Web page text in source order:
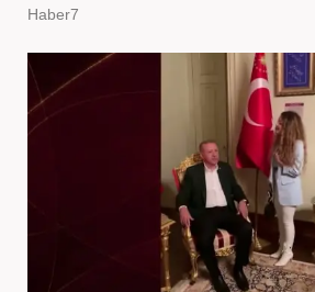
Haber7